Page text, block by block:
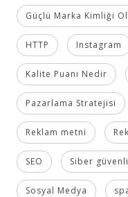
Güçlü Marka Kimliği
HTTP Instagram
Kalite Puanı Nedir
Pazarlama Stratejisi
Reklam metni
SEO Siber
Sosyal Medya